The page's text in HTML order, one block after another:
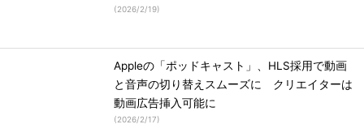
(2026/2/19)
Appleの「ポッドキャスト」、HLS採用で動画
と音声の切り替えスムーズに クリエイターは
動画広告挿入可能に
(2026/2/17)